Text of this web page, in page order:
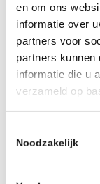
en om ons
informatie over
partners voor
partners kunnen
informatie die u
verzameld op
Noodzakelijk
Schaken.nl